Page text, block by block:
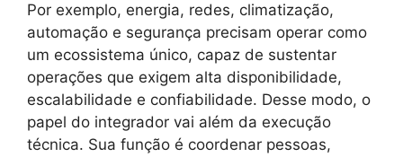
Por exemplo, energia, redes, climatização,
automação e segurança precisam operar como
um ecossistema único, capaz de sustentar
operações que exigem alta disponibilidade,
escalabilidade e confiabilidade. Desse modo, o
papel do integrador vai além da execução
técnica. Sua função é coordenar pessoas,